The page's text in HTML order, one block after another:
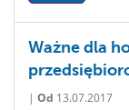
Ważne dla
| Od 13.07.2017